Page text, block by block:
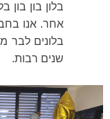
בלון בון בון
אחר. אנו
בלונים לבר
שנים רבות.